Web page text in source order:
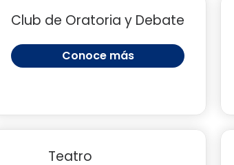
Club de Oratoria y Debate
Conoce más
Teatro